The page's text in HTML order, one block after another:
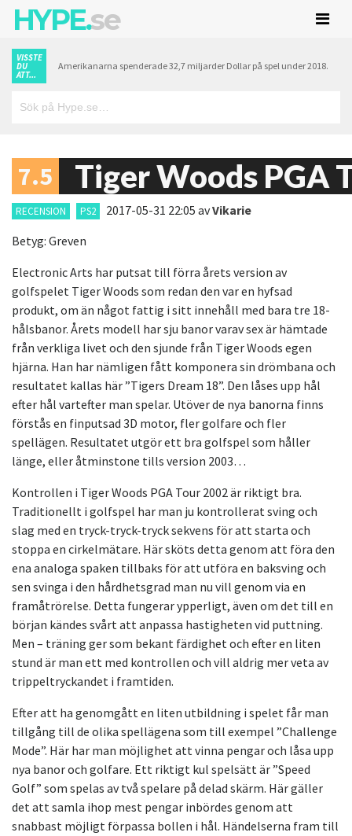
HYPE.se
VISSTE
DU
ATT...
Amerikanarna spenderade 32,7 miljarder Dollar på spel under 2018.
7.5 Tiger Woods PGA
RECENSION PS2 2017-05-31 22:05 avVikarie
Betyg: Greven
Electronic Arts har putsat till förra årets version av
golfspelet Tiger Woods som redan den var en hyfsad
produkt, om än något fattig i sitt innehåll med bara tre 18-
hålsbanor. Årets modell har sju banor varav sex är hämtade
från verkliga livet och den sjunde från Tiger Woods egen
hjärna. Han har nämligen fått komponera sin drömbana och
resultatet kallas här ”Tigers Dream 18”. Den låses upp hål
efter hål vartefter man spelar. Utöver de nya banorna finns
förstås en finputsad 3D motor, fler golfare och fler
spellägen. Resultatet utgör ett bra golfspel som håller
länge, eller åtminstone tills version 2003…
Kontrollen i Tiger Woods PGA Tour 2002 är riktigt bra.
Traditionellt i golfspel har man ju kontrollerat sving och
slag med en tryck-tryck-tryck sekvens för att starta och
stoppa en cirkelmätare. Här sköts detta genom att föra den
ena analoga spaken tillbaks för att utföra en baksving och
sen svinga i den hårdhetsgrad man nu vill genom via en
framåtrörelse. Detta fungerar ypperligt, även om det till en
början kändes svårt att anpassa hastigheten vid puttning.
Men – träning ger som bekant färdighet och efter en liten
stund är man ett med kontrollen och vill aldrig mer veta av
trippeltryckandet i framtiden.
Efter att ha genomgått en liten utbildning i spelet får man
tillgång till de olika spellägena som till exempel ”Challenge
Mode”. Här har man möjlighet att vinna pengar och låsa upp
nya banor och golfare. Ett riktigt kul spelsätt är ”Speed
Golf” som spelas av två spelare på delad skärm. Här gäller
det att samla ihop mest pengar inbördes genom att
snabbast möjligt förpassa bollen i hål. Händelserna fram till